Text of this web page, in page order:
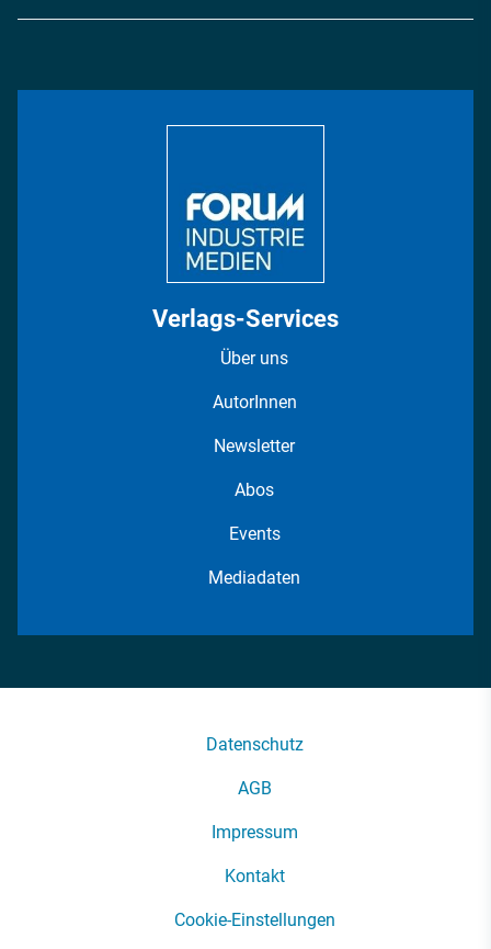
Energie
Verlags-Services
Über uns
AutorInnen
Newsletter
Abos
Events
Mediadaten
Datenschutz
AGB
Impressum
Kontakt
Cookie-Einstellungen